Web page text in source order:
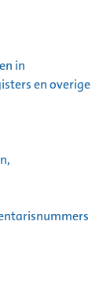
in
en overige